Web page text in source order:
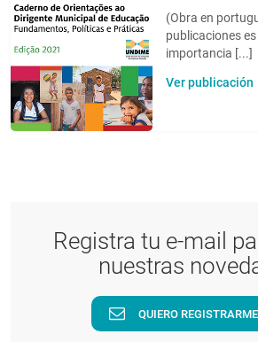
(Obra en
publicaciones
importancia [...]
Ver publicación
Registra tu e-mail
nuestras
QUIERO REGISTRARME